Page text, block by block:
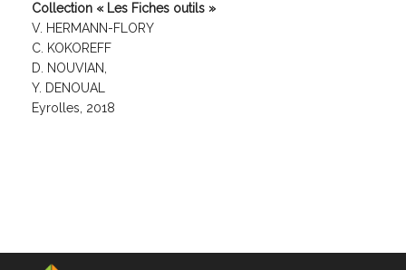
Collection « Les Fiches outils »
V. HERMANN-FLORY
C. KOKOREFF
D. NOUVIAN,
Y. DENOUAL
Eyrolles, 2018